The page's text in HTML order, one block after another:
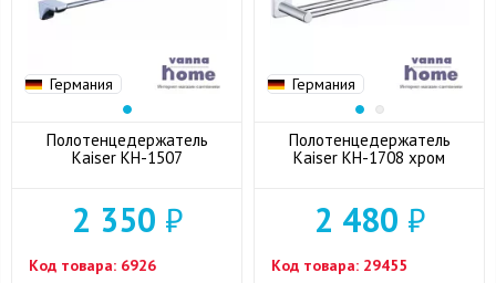
Германия
Полотенцедержатель
Kaiser KH-1507
2 350 ₽
Код товара: 6926
Германия
Полотенцедержатель
Kaiser KH-1708 хром
2 480 ₽
Код товара: 29455